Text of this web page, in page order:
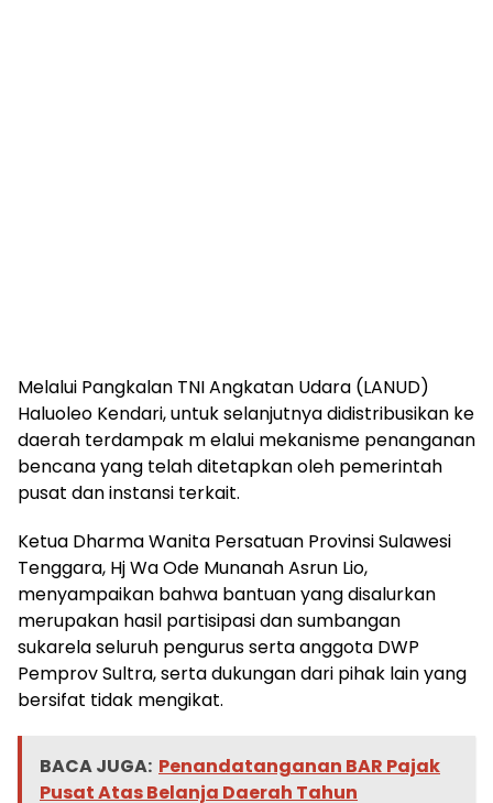
Melalui Pangkalan TNI Angkatan Udara (LANUD)
Haluoleo Kendari, untuk selanjutnya didistribusikan ke
daerah terdampak m elalui mekanisme penanganan
bencana yang telah ditetapkan oleh pemerintah
pusat dan instansi terkait.
Ketua Dharma Wanita Persatuan Provinsi Sulawesi
Tenggara, Hj Wa Ode Munanah Asrun Lio,
menyampaikan bahwa bantuan yang disalurkan
merupakan hasil partisipasi dan sumbangan
sukarela seluruh pengurus serta anggota DWP
Pemprov Sultra, serta dukungan dari pihak lain yang
bersifat tidak mengikat.
BACA JUGA: Penandatanganan BAR Pajak
Pusat Atas Belanja Daerah Tahun